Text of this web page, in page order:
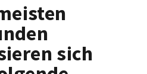
sich